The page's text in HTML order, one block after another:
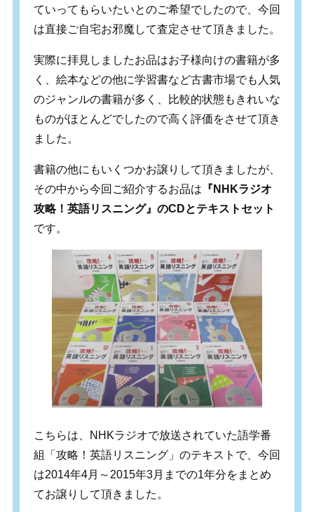
ていってもらいたいとのご希望でしたので、今回
は直接ご自宅お邪魔して査定させて頂きました。
実際に拝見しましたお品はお子様向けの書籍が多
く、絵本などの他に学習書など古書市場でも人気
のジャンルの書籍が多く、比較的状態もきれいな
ものがほとんどでしたので高く評価をさせて頂き
ました。
書籍の他にもいくつかお譲りして頂きましたが、
その中から今回ご紹介するお品は 『NHKラジオ
攻略！英語リスニング』のCDとテキストセット
です。
こちらは、NHKラジオで放送されていた語学番
組「攻略！英語リスニング」のテキストで、今回
は2014年4月～2015年3月までの1年分をまとめ
てお譲りして頂きました。